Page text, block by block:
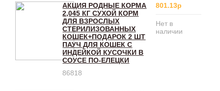
АКЦИЯ РОДНЫЕ КОРМА
2,045 КГ СУХОЙ КОРМ
ДЛЯ ВЗРОСЛЫХ
СТЕРИЛИЗОВАННЫХ
КОШЕК+ПОДАРОК 2 ШТ
ПАУЧ ДЛЯ КОШЕК С
ИНДЕЙКОЙ КУСОЧКИ В
СОУСЕ ПО-ЕЛЕЦКИ
86818
801.13р
Нет в
наличии